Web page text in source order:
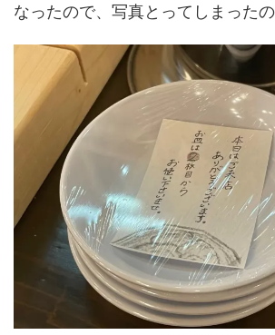
なったので、写真とってしまったの